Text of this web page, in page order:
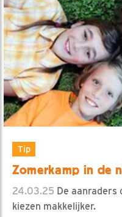
Tip
Zomerkamp in de
24.03.25 De aanraders
kiezen makkelijker.